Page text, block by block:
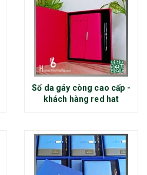
Sổ da gáy còng cao cấp -
khách hàng red hat